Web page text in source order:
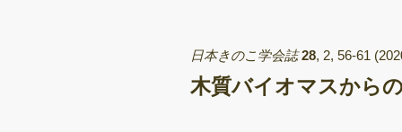
日本きのこ学会誌 28, 2, 56-61
木質バイオマスから